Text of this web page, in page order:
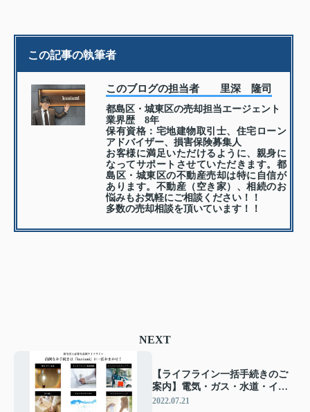
この記事の執筆者
このブログの担当者 里深 隆司
都島区・城東区の売却担当エージェント
業界歴 8年
保有資格：宅地建物取引士、住宅ローン
アドバイザー、損害保険募集人
お客様に満足いただけるように、親身に
なってサポートさせていただきます。都
島区・城東区の不動産売却は特に自信が
あります。不動産（空き家）、相続のお
悩みもお気軽にご相談ください！！
多数の売却相談を頂いています！！
NEXT
【ライフライン一括手続きのご
案内】電気・ガス・水道・イン
ターネット・電話回線・ホーム
2022.07.21